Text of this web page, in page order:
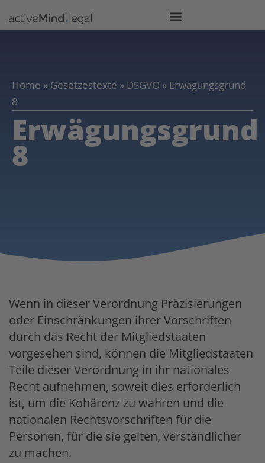
Home » Gesetzestexte » DSGVO » Erwägungsgrund
8
Erwägungsgrund
8
Wenn in dieser Verordnung Präzisierungen
oder Einschränkungen ihrer Vorschriften
durch das Recht der Mitgliedstaaten
vorgesehen sind, können die Mitgliedstaaten
Teile dieser Verordnung in ihr nationales
Recht aufnehmen, soweit dies erforderlich
ist, um die Kohärenz zu wahren und die
nationalen Rechtsvorschriften für die
Personen, für die sie gelten, verständlicher
zu machen.